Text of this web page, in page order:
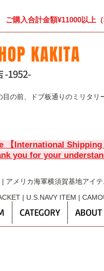
ご購入合計金額¥11000以上
の前、ドブ板通りのミリタリ
【International
you for your
| アメリカ海軍横須賀基地アイ
| U.S.NAVY ITEM |
CATEGORY ABOUT